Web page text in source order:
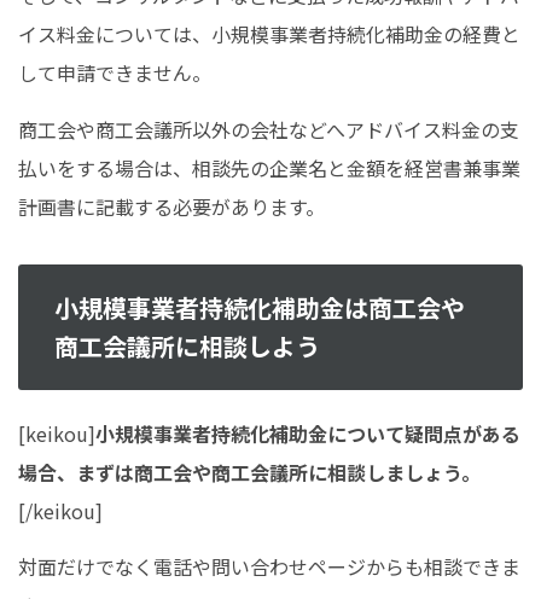
イス料金については、小規模事業者持続化補助金の経費と
して申請できません。
商工会や商工会議所以外の会社などへアドバイス料金の支
払いをする場合は、相談先の企業名と金額を経営書兼事業
計画書に記載する必要があります。
小規模事業者持続化補助金は商工会や
商工会議所に相談しよう
[keikou]小規模事業者持続化補助金について疑問点がある
場合、まずは商工会や商工会議所に相談しましょう。
[/keikou]
対面だけでなく電話や問い合わせページからも相談できま